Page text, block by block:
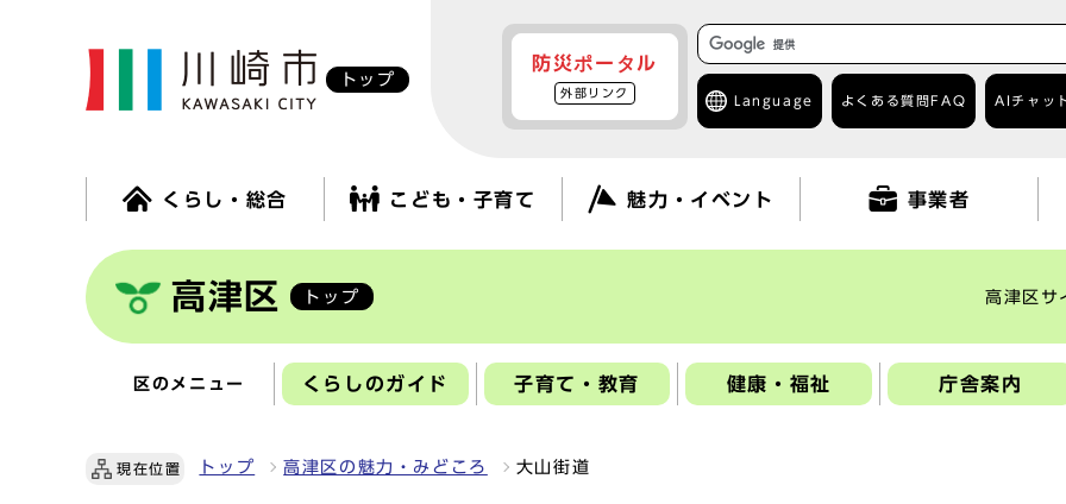
トップ
防災ポータル
外部リンク
Language よくある質問 FAQ AIチャッ
くらし・総合 こども・子育て 魅力・イベント 事業者
高津区 トップ 高津区サ
区のメニュー くらしのガイド 子育て・教育 健康・福祉 庁舎案内
現在位置 トップ 高津区の魅力・みどころ 大山街道